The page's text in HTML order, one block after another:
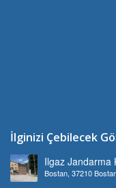
İlginizi Çebilecek
Ilgaz Jandarma
Bostan, 37210